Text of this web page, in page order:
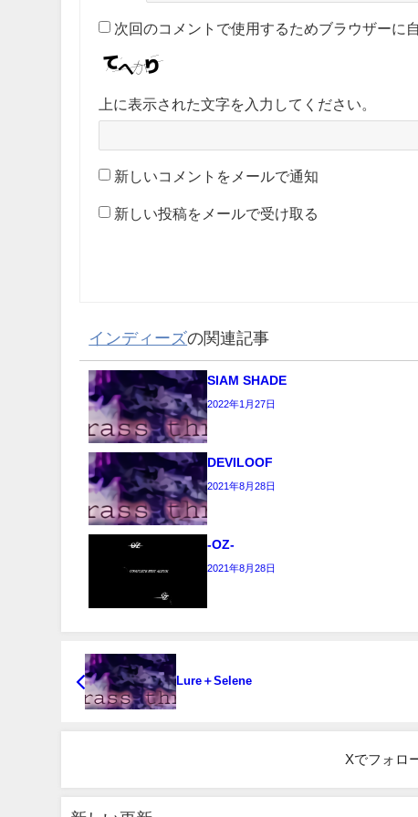
次回のコメントで使用するためブラウザーに
上に表示された文字を入力してください。
新しいコメントをメールで通知
新しい投稿をメールで受け取る
インディーズの関連記事
SIAM SHADE
2022年1月27日
DEVILOOF
2021年8月28日
-OZ-
2021年8月28日
Lure＋Selene
Xでフォロ